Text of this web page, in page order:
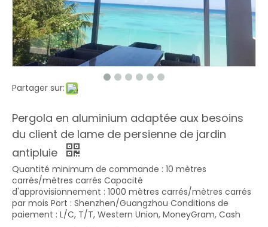
Partager sur:
Pergola en aluminium adaptée aux besoins
du client de lame de persienne de jardin
antipluie
Quantité minimum de commande : 10 mètres
carrés/mètres carrés Capacité
d'approvisionnement : 1000 mètres carrés/mètres carrés
par mois Port : Shenzhen/Guangzhou Conditions de
paiement : L/C, T/T, Western Union, MoneyGram, Cash